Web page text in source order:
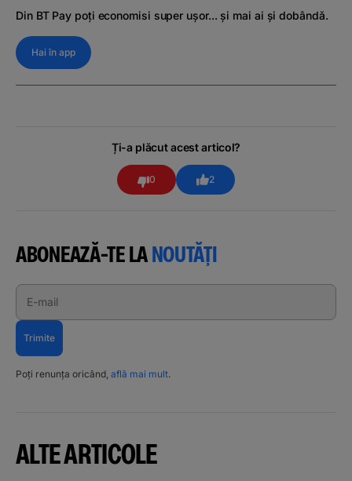
Din BT Pay poți economisi super ușor... și mai ai și dobândă.
Hai în app
Ți-a plăcut acest articol?
0 2
ABONEAZĂ-TE LANOUTĂȚI
E-mail
Trimite
Poți renunța oricând, află mai mult.
ALTE ARTICOLE